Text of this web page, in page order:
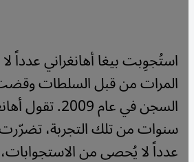
استُجوِبت بيغا أهانغراني
المرات من قبل السلطات
السجن في عام
سنوات من تلك التجربة،
عدداً لا يُحصى من